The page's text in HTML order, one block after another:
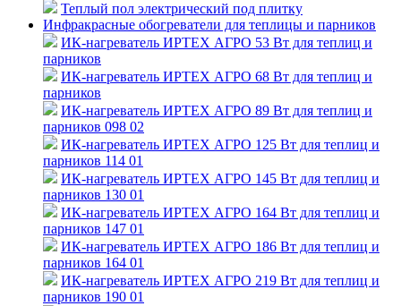
Теплый пол электрический под плитку
Инфракрасные обогреватели для теплицы и парников
ИК-нагреватель ИРТЕХ АГРО 53 Вт для теплиц и
парников
ИК-нагреватель ИРТЕХ АГРО 68 Вт для теплиц и
парников
ИК-нагреватель ИРТЕХ АГРО 89 Вт для теплиц и
парников 098 02
ИК-нагреватель ИРТЕХ АГРО 125 Вт для теплиц и
парников 114 01
ИК-нагреватель ИРТЕХ АГРО 145 Вт для теплиц и
парников 130 01
ИК-нагреватель ИРТЕХ АГРО 164 Вт для теплиц и
парников 147 01
ИК-нагреватель ИРТЕХ АГРО 186 Вт для теплиц и
парников 164 01
ИК-нагреватель ИРТЕХ АГРО 219 Вт для теплиц и
парников 190 01